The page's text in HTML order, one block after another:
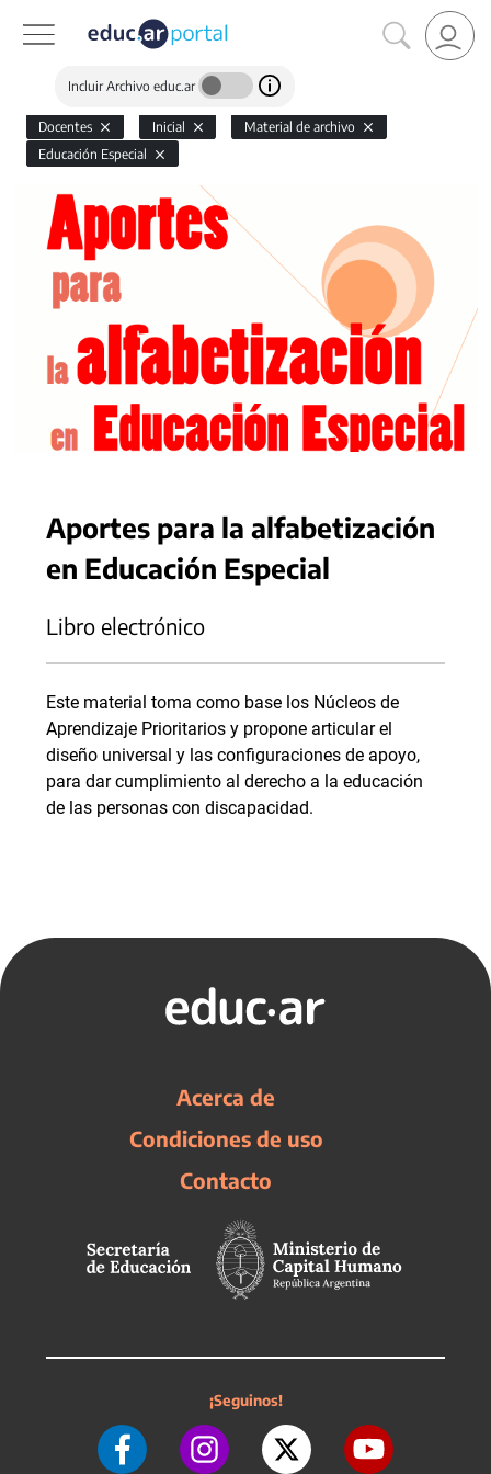
Incluir Archivo educ.ar
Docentes Inicial
Material de archivo
Educación Especial
Aportes para la alfabetización
en Educación Especial
Libro electrónico
Este material toma como base los Núcleos de
Aprendizaje Prioritarios y propone articular el
diseño universal y las configuraciones de apoyo,
para dar cumplimiento al derecho a la educación
de las personas con discapacidad.
Acerca de
Condiciones de uso
Contacto
¡Seguinos!